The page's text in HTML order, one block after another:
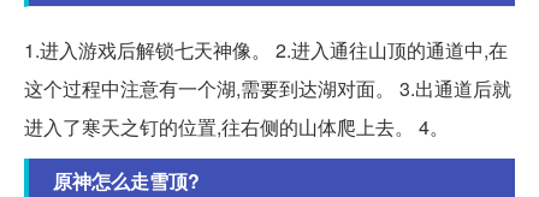
1.进入游戏后解锁七天神像。 2.进入通往山顶的通道中,在
这个过程中注意有一个湖,需要到达湖对面。 3.出通道后就
进入了寒天之钉的位置,往右侧的山体爬上去。 4。
原神怎么走雪顶?